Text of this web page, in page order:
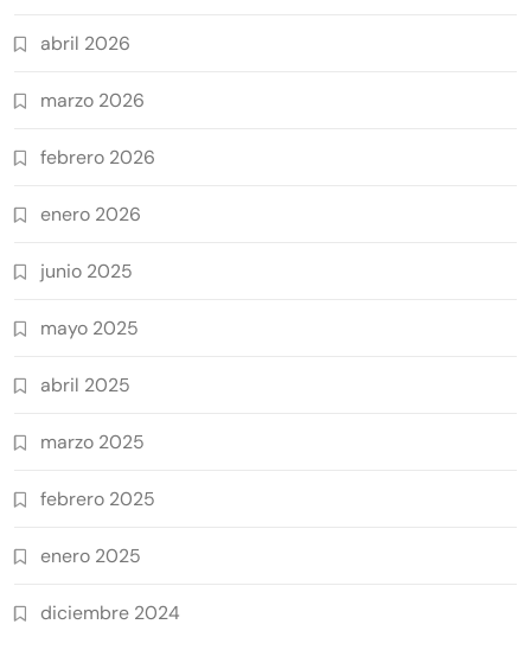
abril 2026
marzo 2026
febrero 2026
enero 2026
junio 2025
mayo 2025
abril 2025
marzo 2025
febrero 2025
enero 2025
diciembre 2024